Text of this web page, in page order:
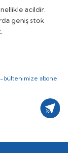
acildir.
geniş stok
bültenimize abone